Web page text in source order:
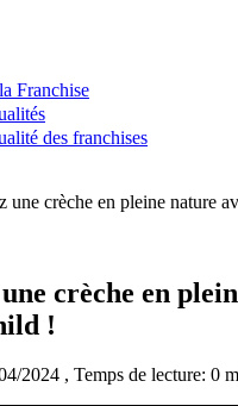
Franchise
des franchises
une crèche en pleine nature
crèche en
!
2024 , Temps de lecture: 0